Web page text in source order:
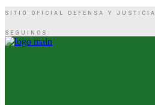
SITIO OFICIAL DEFENSA Y JUSTICIA
SEGUINOS: